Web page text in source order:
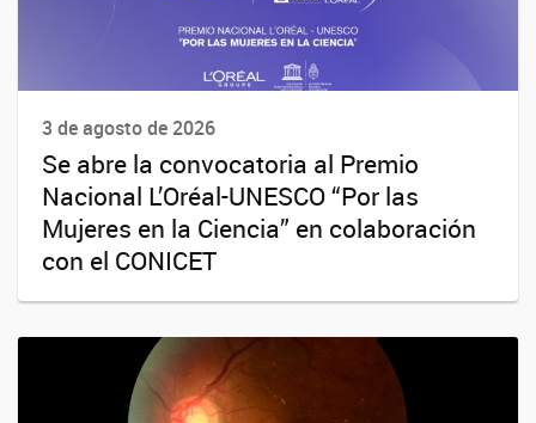
3 de agosto de 2026
Se abre la convocatoria al Premio
Nacional L’Oréal-UNESCO “Por las
Mujeres en la Ciencia” en colaboración
con el CONICET